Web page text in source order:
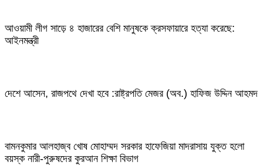
আওয়ামী লীগ সাড়ে ৪ হাজারের বেশি মানুষকে ক্রসফায়ারে হত্যা করেছে:
আইনমন্ত্রী
দেশে আসেন, রাজপথে দেখা হবে :রাষ্ট্রপতি মেজর (অব.) হাফিজ উদ্দিন আহমদ
বামনকুমার আলহাজ্ব খোষ মোহাম্মদ সরকার হাফেজিয়া মাদরাসায় যুক্ত হলো
বয়স্ক নারী-পুরুষদের কুরআন শিক্ষা বিভাগ